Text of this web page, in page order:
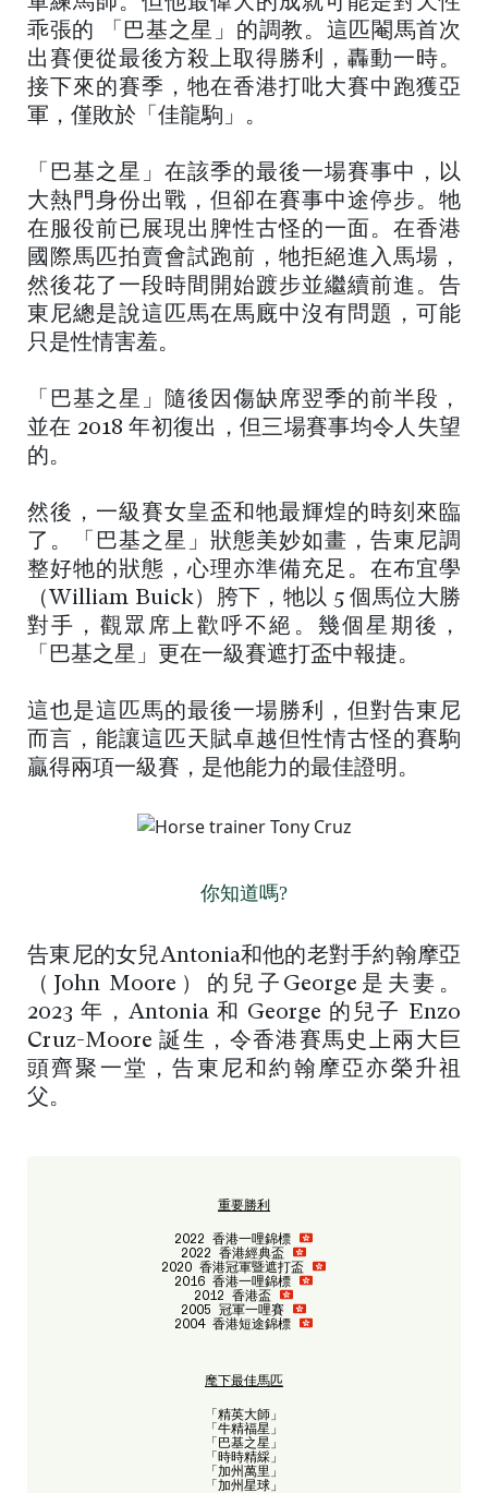
重要勝利
2022 香港一哩錦標
2022 香港經典盃
2020 香港冠軍暨遮打盃
2016 香港一哩錦標
2012 香港盃
2005 冠軍一哩賽
2004 香港短途錦標
麾下最佳馬匹
「精英大師」
「牛精福星」
「巴基之星」
「時時精綵」
「加州萬里」
「加州星球」
乖張的 「巴基之星」的調教。這匹閹馬首次
出賽便從最後方殺上取得勝利，轟動一時。
接下來的賽季，牠在香港打吡大賽中跑獲亞
軍，僅敗於「佳龍駒」。
「巴基之星」在該季的最後一場賽事中，以
大熱門身份出戰，但卻在賽事中途停步。牠
在服役前已展現出脾性古怪的一面。在香港
國際馬匹拍賣會試跑前，牠拒絕進入馬場，
然後花了一段時間開始踱步並繼續前進。告
東尼總是說這匹馬在馬廐中沒有問題，可能
只是性情害羞。
「巴基之星」隨後因傷缺席翌季的前半段，
並在 2018 年初復出，但三場賽事均令人失望
的。
然後，一級賽女皇盃和牠最輝煌的時刻來臨
了。「巴基之星」狀態美妙如畫，告東尼調
整好牠的狀態，心理亦準備充足。在布宜學
（William Buick）胯下，牠以 5 個馬位大勝
對手，觀眾席上歡呼不絕。幾個星期後，
「巴基之星」更在一級賽遮打盃中報捷。
這也是這匹馬的最後一場勝利，但對告東尼
而言，能讓這匹天賦卓越但性情古怪的賽駒
贏得兩項一級賽，是他能力的最佳證明。
你知道嗎?
告東尼的女兒Antonia和他的老對手約翰摩亞
（John Moore）的兒子George是夫妻。
2023 年，Antonia 和 George 的兒子 Enzo
Cruz-Moore 誕生，令香港賽馬史上兩大巨
頭齊聚一堂，告東尼和約翰摩亞亦榮升祖
父。